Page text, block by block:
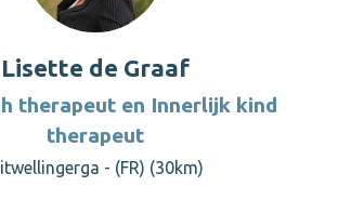
Lisette de Graaf
therapeut en Innerlijk kind
therapeut
- (FR) (30km)